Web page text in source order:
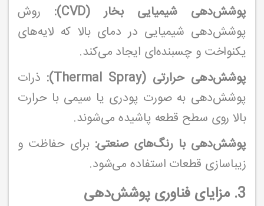
پوشش‌دهی شیمیایی بخار (CVD):
روش
پوشش‌دهی شیمیایی در دمای بالا که لایه‌های
یکنواخت و چسبنده‌ای ایجاد می‌کند.
پوشش‌دهی حرارتی (Thermal Spray):
ذرات
پوشش‌دهی به صورت پودری یا سیمی با حرارت
بالا روی سطح قطعه پاشیده می‌شوند.
پوشش‌دهی با رنگ‌های صنعتی: برای حفاظت و
زیباسازی قطعات استفاده می‌شود.
3. مزایای فناوری پوشش‌دهی